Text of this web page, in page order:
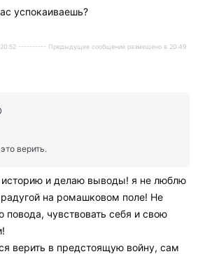
успокаиваешь?
---------- Предыдущее сообщение размещено в 20:49
верить.
и делаю выводы! я не люблю
на ромашковом поле! Не
повода, чувствовать себя и свою
верить в предстоящую войну, сам